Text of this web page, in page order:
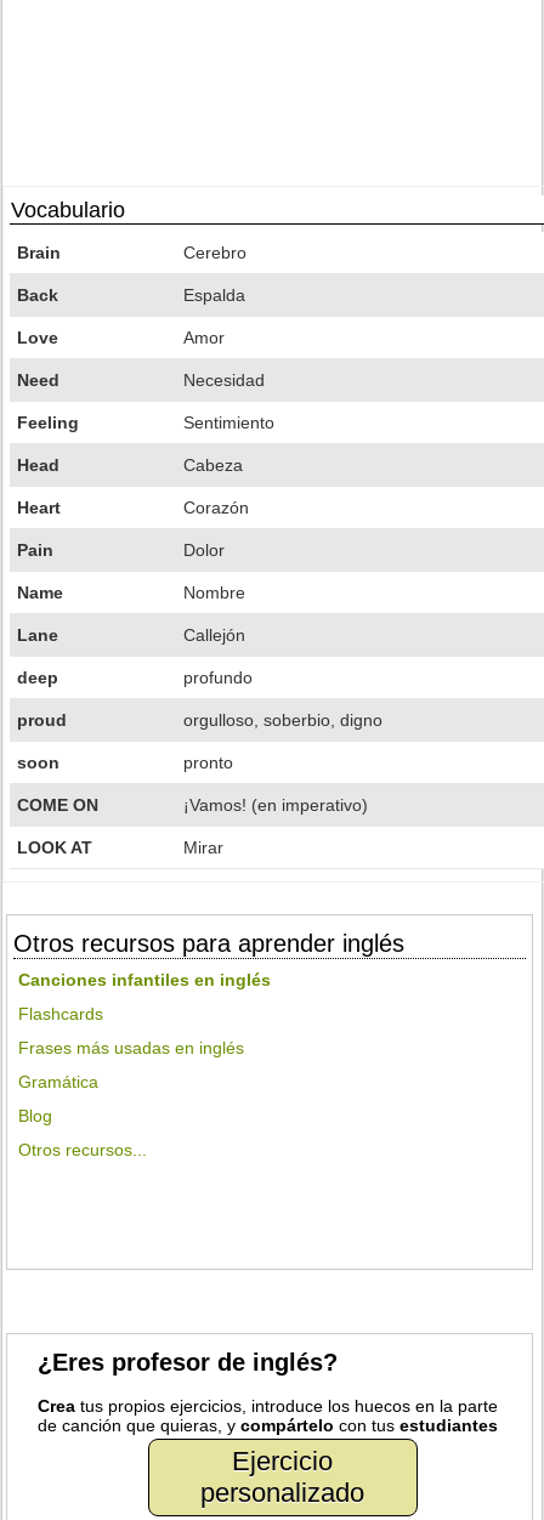
Vocabulario
Brain Cerebro
Back Espalda
Love Amor
Need Necesidad
Feeling Sentimiento
Head Cabeza
Heart Corazón
Pain Dolor
Name Nombre
Lane Callejón
deep profundo
proud orgulloso, soberbio, digno
soon pronto
COME ON ¡Vamos! (en imperativo)
LOOK AT Mirar
Otros recursos para aprender inglés
Canciones infantiles en inglés
Flashcards
Frases más usadas en inglés
Gramática
Blog
Otros recursos...
¿Eres profesor de inglés?
Crea tus propios ejercicios, introduce los huecos en la parte
de canción que quieras, ycompártelo con tusestudiantes
Ejercicio
personalizado